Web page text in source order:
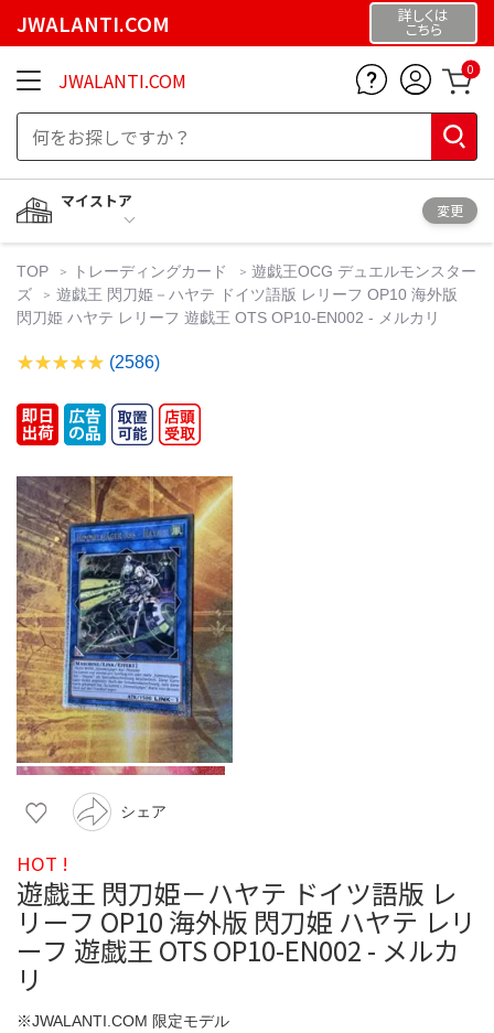
JWALANTI.COM 詳しくは
こちら
JWALANTI.COM 0
マイストア
変更
TOP トレーディングカード
遊戯王OCG デュエルモンスター
ズ
遊戯王 閃刀姫－ハヤテ ドイツ語版 レリーフ OP10 海外版
閃刀姫 ハヤテ レリーフ 遊戯王 OTS OP10-EN002 - メルカリ
(2586)
シェア
HOT !
遊戯王 閃刀姫－ハヤテ ドイツ語版 レ
リーフ OP10 海外版 閃刀姫 ハヤテ レリ
ーフ 遊戯王 OTS OP10-EN002 - メルカ
リ
※JWALANTI.COM 限定モデル